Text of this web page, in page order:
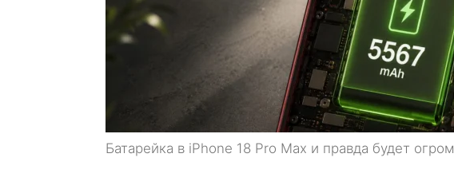
Батарейка в iPhone 18 Pro Max и правда будет